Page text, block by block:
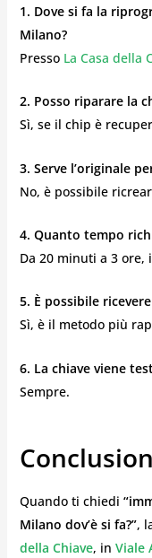
1. Dove si fa la
Milano?
PressoLa Casa della
2. Posso riparare la
Sì, se il chip è
3. Serve l’originale
No, è possibile
4. Quanto tempo
Da 20 minuti a 3 ore,
5. È possibile
Sì, è il metodo più
6. La chiave viene
Sempre.
Quando ti chiedi
Milano dov’è si fa?”,
della Chiave, in Viale